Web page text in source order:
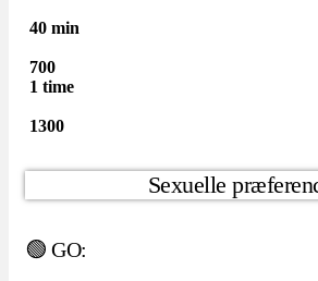
40 min
700
1 time
1300
Sexuelle
🟢 GO: